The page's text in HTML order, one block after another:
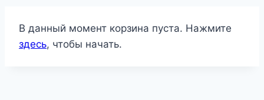
В данный момент корзина пуста. Нажмите
здесь, чтобы начать.